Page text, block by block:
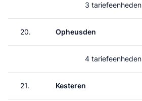
3 tariefeenheden
20. Opheusden
4 tariefeenheden
21. Kesteren